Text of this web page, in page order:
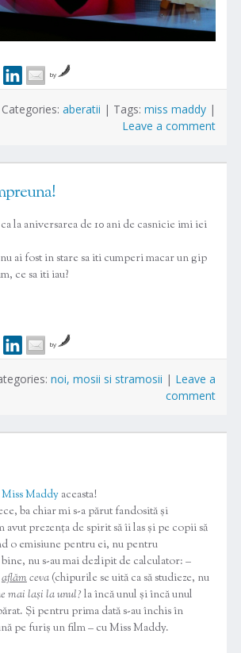
by
Categories:aberatii | Tags:miss maddy |
Leave a comment
la aniversarea de 10 ani de casnicie imi iei
ai fost in stare sa iti cumperi macar un gip
ce sa iti iau?
by
noi, mosii si stramosii | Leave a
comment
Miss Maddyaceasta!
ba chiar mi s-a părut fandosită și
avut prezența de spirit să îi las și pe copii să
o emisiune pentru ei, nu pentru
nu s-au mai dezlipit de calculator: –
aflămceva (chipurile se uită ca să studieze, nu
mai lași la unul? la încă unul și încă unul
Și pentru prima dată s-au închis în
pe furiș un film – cu Miss Maddy.